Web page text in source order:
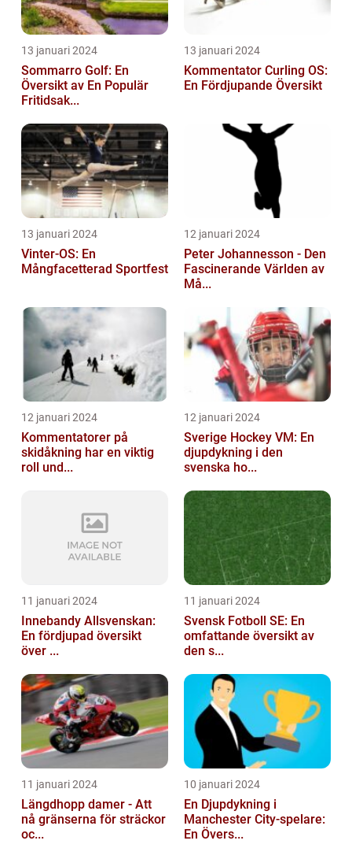
13 januari 2024
Sommarro Golf: En
Översikt av En Populär
Fritidsak...
13 januari 2024
Kommentator Curling OS:
En Fördjupande Översikt
13 januari 2024
Vinter-OS: En
Mångfacetterad Sportfest
12 januari 2024
Peter Johannesson - Den
Fascinerande Världen av
Må...
12 januari 2024
Kommentatorer på
skidåkning har en viktig
roll und...
12 januari 2024
Sverige Hockey VM: En
djupdykning i den
svenska ho...
11 januari 2024
Innebandy Allsvenskan:
En fördjupad översikt
över ...
11 januari 2024
Svensk Fotboll SE: En
omfattande översikt av
den s...
11 januari 2024
Längdhopp damer - Att
nå gränserna för sträckor
oc...
10 januari 2024
En Djupdykning i
Manchester City-spelare:
En Övers...